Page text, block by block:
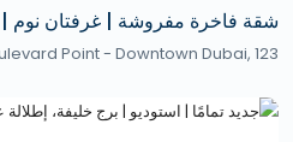
شقة فاخرة مفروشة | غرفتان نوم
Point - Downtown Dubai, 123,